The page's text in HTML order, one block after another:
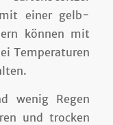
einer gelb-
können mit
Temperaturen
wenig Regen
und trocken